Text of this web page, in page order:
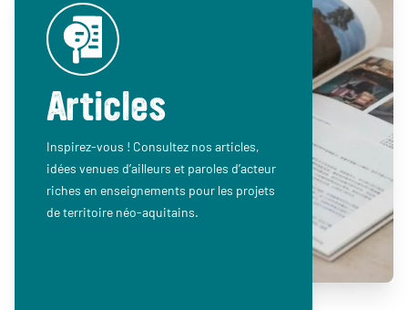
Articles
Inspirez-vous ! Consultez nos articles,
idées venues d’ailleurs et paroles d’acteur
riches en enseignements pour les projets
de territoire néo-aquitains.